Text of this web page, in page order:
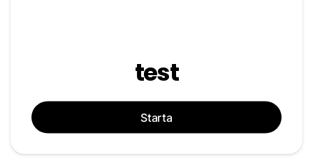
test
Starta